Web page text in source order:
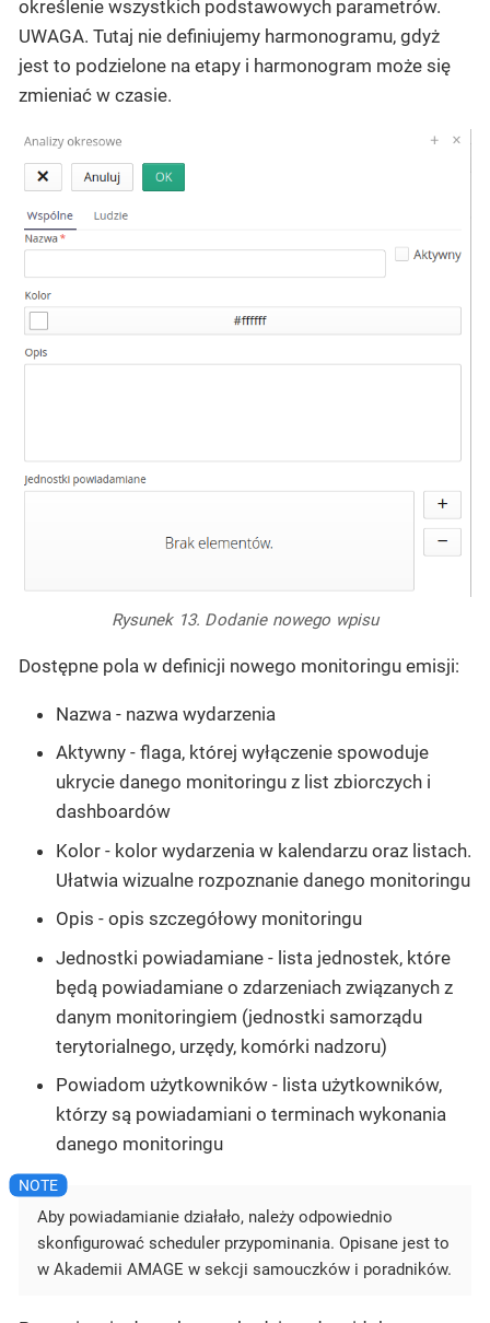
określenie wszystkich podstawowych parametrów.
UWAGA. Tutaj nie definiujemy harmonogramu, gdyż
jest to podzielone na etapy i harmonogram może się
zmieniać w czasie.
Rysunek 13. Dodanie nowego wpisu
Dostępne pola w definicji nowego monitoringu emisji:
Nazwa - nazwa wydarzenia
Aktywny - flaga, której wyłączenie spowoduje
ukrycie danego monitoringu z list zbiorczych i
dashboardów
Kolor - kolor wydarzenia w kalendarzu oraz listach.
Ułatwia wizualne rozpoznanie danego monitoringu
Opis - opis szczegółowy monitoringu
Jednostki powiadamiane - lista jednostek, które
będą powiadamiane o zdarzeniach związanych z
danym monitoringiem (jednostki samorządu
terytorialnego, urzędy, komórki nadzoru)
Powiadom użytkowników - lista użytkowników,
którzy są powiadamiani o terminach wykonania
danego monitoringu
Aby powiadamianie działało, należy odpowiednio
skonfigurować scheduler przypominania. Opisane jest to
w Akademii AMAGE w sekcji samouczków i poradników.